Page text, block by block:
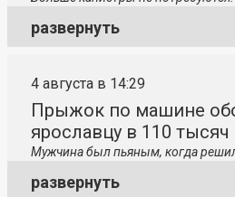
развернуть
4 августа в 14:29
Прыжок по машине
ярославцу в 110 тысяч
Мужчина был пьяным, когда
развернуть